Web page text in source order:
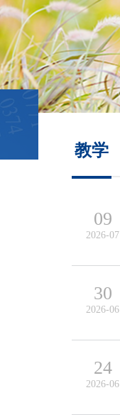
硕导师资
退休教师
人才引进
教学
09
2026-07
30
2026-06
24
2026-06